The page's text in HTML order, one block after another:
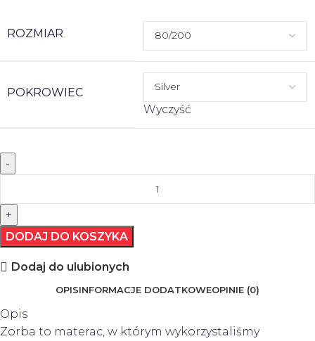
ROZMIAR
POKROWIEC
Wyczyść
DODAJ DO KOSZYKA
Dodaj do ulubionych
OPISINFORMACJE DODATKOWEOPINIE (0)
Opis
Zorba to materac, w którym wykorzystaliśmy